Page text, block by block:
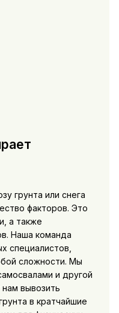
грунта или снега
факторов. Это
а также
Наша команда
специалистов,
сложности. Мы
и другой
вывозить
в кратчайшие